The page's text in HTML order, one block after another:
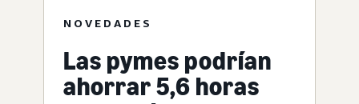
NOVEDADES
Las pymes podrían
ahorrar 5,6 horas